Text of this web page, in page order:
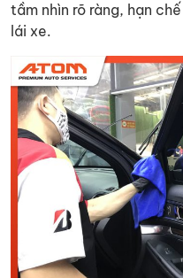
tầm nhìn rõ ràng, hạn
lái xe.